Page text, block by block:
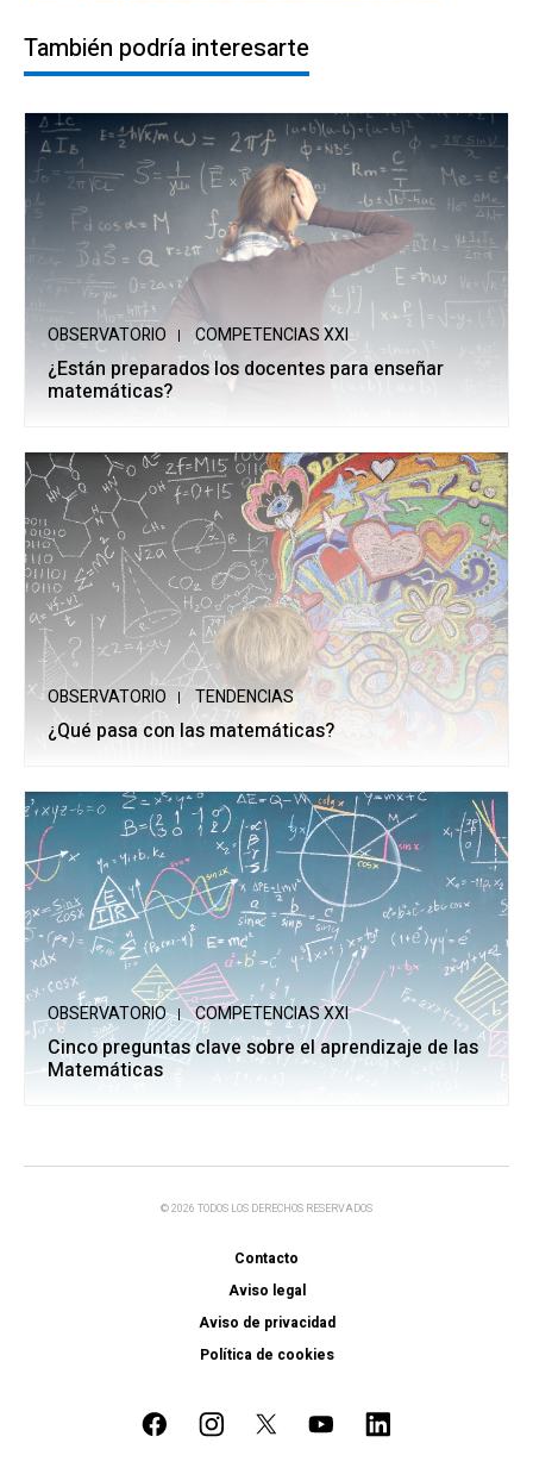
También podría interesarte
OBSERVATORIO COMPETENCIAS XXI
¿Están preparados los docentes para enseñar
matemáticas?
OBSERVATORIO TENDENCIAS
¿Qué pasa con las matemáticas?
OBSERVATORIO COMPETENCIAS XXI
Cinco preguntas clave sobre el aprendizaje de las
Matemáticas
© 2026 TODOS LOS DERECHOS RESERVADOS
Contacto
Aviso legal
Aviso de privacidad
Política de cookies